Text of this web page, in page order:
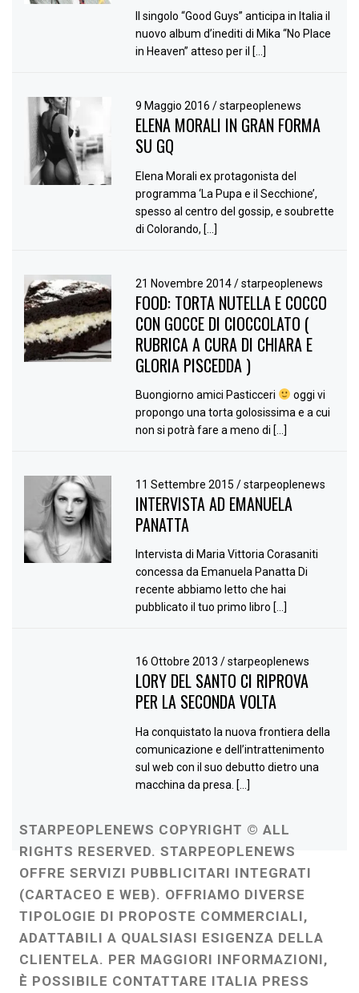
Il singolo “Good Guys” anticipa in Italia il
nuovo album d’inediti di Mika “No Place
in Heaven” atteso per il […]
9 Maggio 2016/ starpeoplenews
ELENA MORALI IN GRAN FORMA
SU GQ
Elena Morali ex protagonista del
programma ‘La Pupa e il Secchione’,
spesso al centro del gossip, e soubrette
di Colorando, […]
21 Novembre 2014/ starpeoplenews
FOOD: TORTA NUTELLA E COCCO
CON GOCCE DI CIOCCOLATO (
RUBRICA A CURA DI CHIARA E
GLORIA PISCEDDA )
Buongiorno amici Pasticceri
oggi vi
propongo una torta golosissima e a cui
non si potrà fare a meno di […]
11 Settembre 2015/ starpeoplenews
INTERVISTA AD EMANUELA
PANATTA
Intervista di Maria Vittoria Corasaniti
concessa da Emanuela Panatta Di
recente abbiamo letto che hai
pubblicato il tuo primo libro […]
16 Ottobre 2013/ starpeoplenews
LORY DEL SANTO CI RIPROVA
PER LA SECONDA VOLTA
Ha conquistato la nuova frontiera della
comunicazione e dell’intrattenimento
sul web con il suo debutto dietro una
macchina da presa. […]
STARPEOPLENEWS COPYRIGHT © ALL
RIGHTS RESERVED. STARPEOPLENEWS
OFFRE SERVIZI PUBBLICITARI INTEGRATI
(CARTACEO E WEB). OFFRIAMO DIVERSE
TIPOLOGIE DI PROPOSTE COMMERCIALI,
ADATTABILI A QUALSIASI ESIGENZA DELLA
CLIENTELA. PER MAGGIORI INFORMAZIONI,
È POSSIBILE CONTATTARE ITALIA PRESS